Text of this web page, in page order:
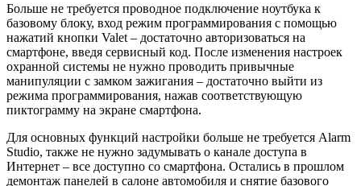
Больше не требуется проводное подключение ноутбука к
базовому блоку, вход режим программирования с помощью
нажатий кнопки Valet – достаточно авторизоваться на
смартфоне, введя сервисный код. После изменения настроек
охранной системы не нужно проводить привычные
манипуляции с замком зажигания – достаточно выйти из
режима программирования, нажав соответствующую
пиктограмму на экране смартфона.
Для основных функций настройки больше не требуется Alarm
Studio, также не нужно задумывать о канале доступа в
Интернет – все доступно со смартфона. Остались в прошлом
демонтаж панелей в салоне автомобиля и снятие базового